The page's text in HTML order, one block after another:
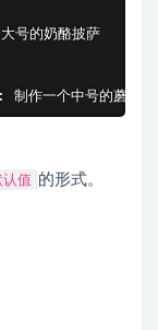
的奶酪披萨
一个中号的蘑菇披
值 的形式。